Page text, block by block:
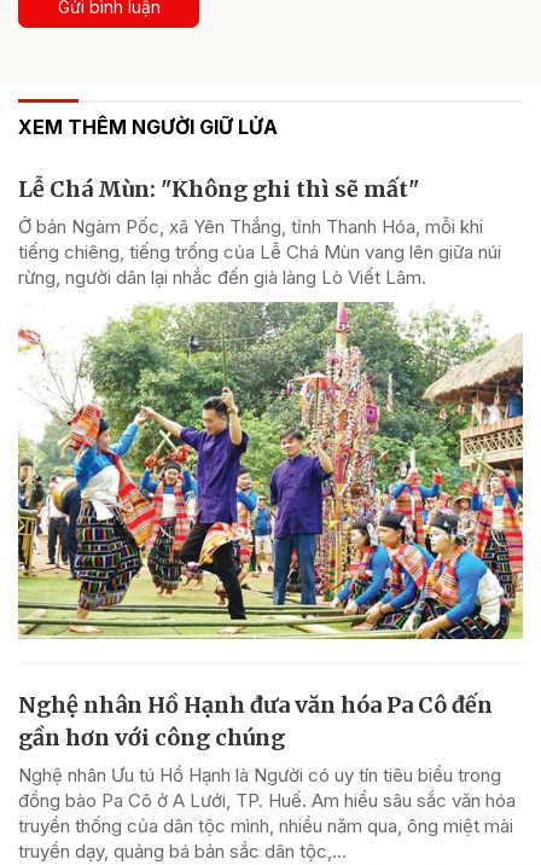
Gửi bình luận
XEM THÊM NGƯỜI GIỮ LỬA
Lễ Chá Mùn: "Không ghi thì sẽ mất"
Ở bản Ngàm Pốc, xã Yên Thắng, tỉnh Thanh Hóa, mỗi khi
tiếng chiêng, tiếng trống của Lễ Chá Mùn vang lên giữa núi
rừng, người dân lại nhắc đến già làng Lò Viết Lâm.
Nghệ nhân Hồ Hạnh đưa văn hóa Pa Cô đến
gần hơn với công chúng
Nghệ nhân Ưu tú Hồ Hạnh là Người có uy tín tiêu biểu trong
đồng bào Pa Cô ở A Lưới, TP. Huế. Am hiểu sâu sắc văn hóa
truyền thống của dân tộc mình, nhiều năm qua, ông miệt mài
truyền dạy, quảng bá bản sắc dân tộc,...